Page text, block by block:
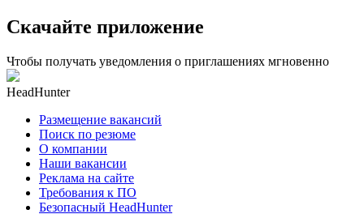
Скачайте приложение
Чтобы получать уведомления о приглашениях мгновенно
HeadHunter
Размещение вакансий
Поиск по резюме
О компании
Наши вакансии
Реклама на сайте
Требования к ПО
Безопасный HeadHunter